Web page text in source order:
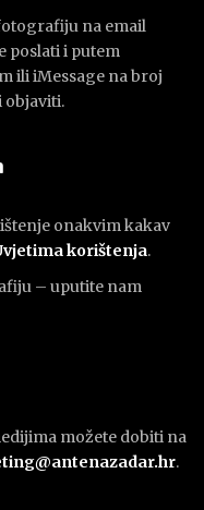
na email
poslati i putem
ili iMessage na broj
objaviti.
onakvim kakav
vjetima korištenja.
– uputite nam
možete dobiti na
.